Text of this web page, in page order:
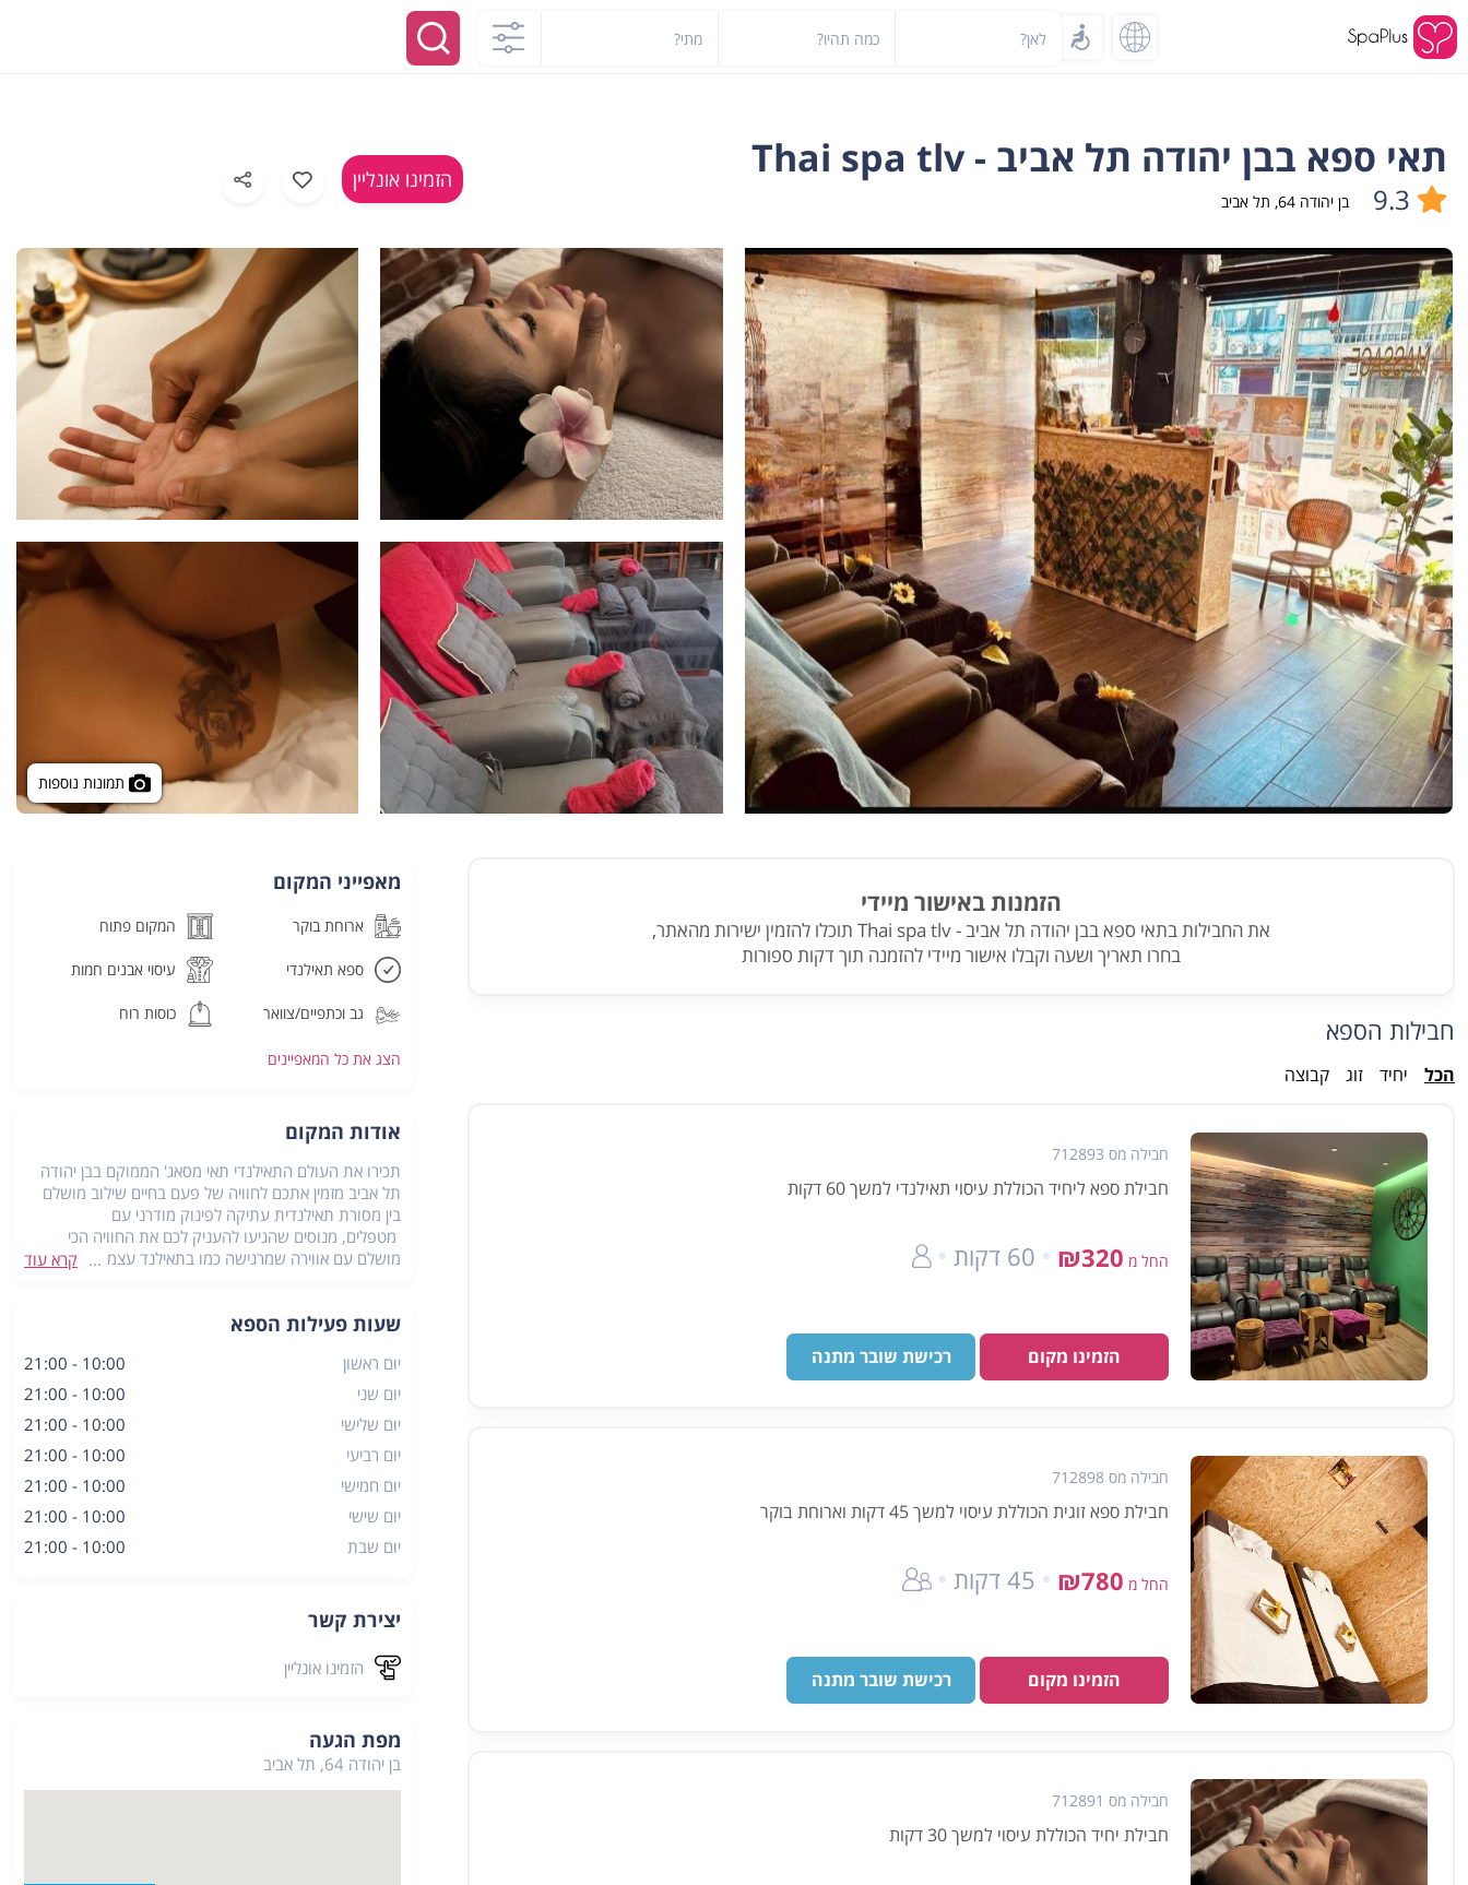
לאן? כמה תהיו? מתי?
תאי ספא בבן יהודה תל אביב - Thai spa tlv
בן יהודה 64 , תל אביב
הזמינו אונליין
תמונות נוספות
הזמנות באישור מיידי
את החבילות בתאי ספא בבן יהודה תל אביב - Thai spa tlv תוכלו להזמין ישירות מהאתר,
בחרו תאריך ושעה וקבלו אישור מיידי להזמנה תוך דקות ספורות
חבילות הספא
הכל יחיד זוג קבוצה
חבילה מס 712893
חבילת ספא ליחיד הכוללת עיסוי תאילנדי למשך 60 דקות
החל מ ₪320 60 דקות
הזמינו מקום רכישת שובר מתנה
חבילה מס 712898
חבילת ספא זוגית הכוללת עיסוי למשך 45 דקות וארוחת בוקר
החל מ ₪780 45 דקות
הזמינו מקום רכישת שובר מתנה
חבילה מס 712891
חבילת יחיד הכוללת עיסוי למשך 30 דקות
מאפייני המקום
ארוחת בוקר המקום פתוח
ספא תאילנדי עיסוי אבנים חמות
גב וכתפיים/צוואר כוסות רוח
הצג את כל המאפיינים
אודות המקום
תכירו את העולם התאילנדי תאי מסאג' הממוקם בבן יהודה
תל אביב מזמין אתכם לחוויה של פעם בחיים שילוב מושלם
בין מסורת תאילנדית עתיקה לפינוק מודרני עם
מטפלים, מנוסים שהגיעו להעניק לכם את החוויה הכי
מושלם עם אווירה שמרגישה כמו בתאילנד עצמה, כל מה
כתובת:
קרא עוד
שעות פעילות הספא
יום ראשון
10:00 - 21:00
יום שני
10:00 - 21:00
יום שלישי
10:00 - 21:00
יום רביעי
10:00 - 21:00
יום חמישי
10:00 - 21:00
יום שישי
10:00 - 21:00
יום שבת
10:00 - 21:00
יצירת קשר
הזמינו אונליין
מפת הגעה
בן יהודה 64, תל אביב